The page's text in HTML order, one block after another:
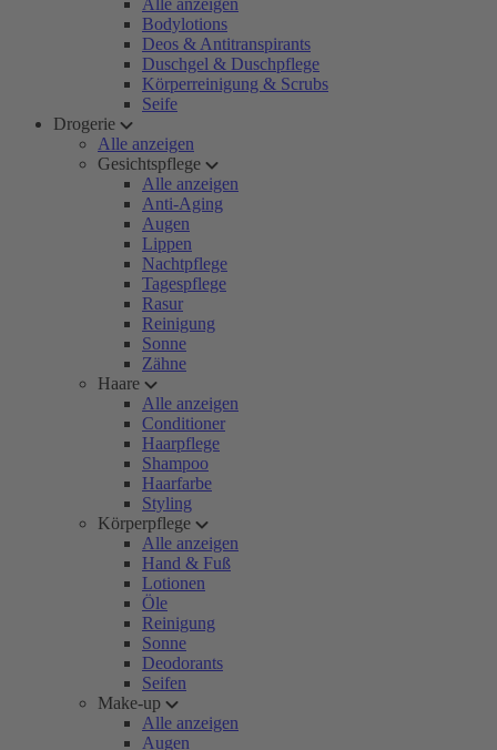
Alle anzeigen
Bodylotions
Deos & Antitranspirants
Duschgel & Duschpflege
Körperreinigung & Scrubs
Seife
Drogerie
Alle anzeigen
Gesichtspflege
Alle anzeigen
Anti-Aging
Augen
Lippen
Nachtpflege
Tagespflege
Rasur
Reinigung
Sonne
Zähne
Haare
Alle anzeigen
Conditioner
Haarpflege
Shampoo
Haarfarbe
Styling
Körperpflege
Alle anzeigen
Hand & Fuß
Lotionen
Öle
Reinigung
Sonne
Deodorants
Seifen
Make-up
Alle anzeigen
Augen